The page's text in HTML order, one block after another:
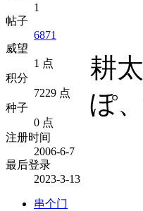
1
帖子
6871
威望
1 点
积分
7229 点
种子
0 点
注册时间
2006-6-7
最后登录
2023-3-13
串个门
耕
ぽ